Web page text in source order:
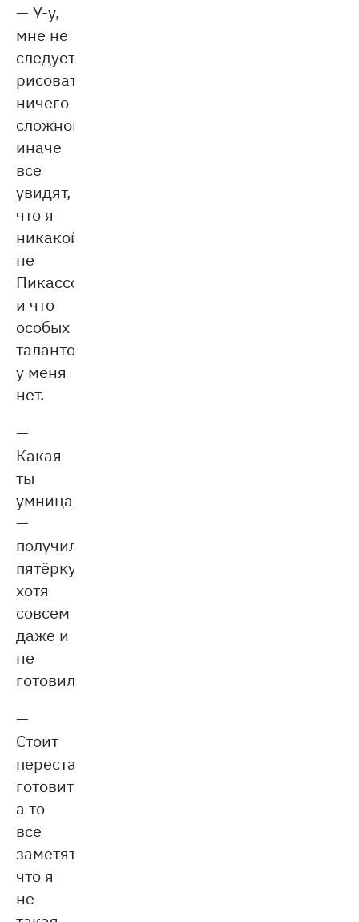
— У-у,
мне не
следует
рисовать
ничего
сложного,
иначе
все
увидят,
что я
никакой
не
Пикассо
и что
особых
талантов
у меня
нет.
—
Какая
ты
умница
—
получила
пятёрку,
хотя
совсем
даже и
не
готовилась!
—
Стоит
перестать
готовиться,
а то
все
заметят,
что я
не